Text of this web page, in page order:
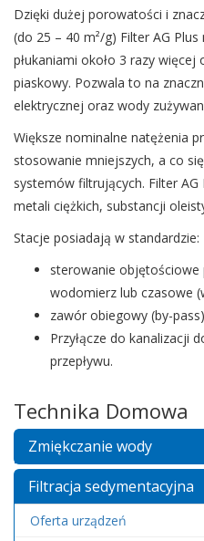
Dzięki dużej porowatości i
(do 25 – 40 m²/g) Filter AG
płukaniami około 3 razy
piaskowy. Pozwala to na
elektrycznej oraz wody
Większe nominalne natężenia
stosowanie mniejszych, a co
systemów filtrujących. Filter
metali ciężkich, substancji
Stacje posiadają w standardzie:
sterowanie objętościowe
wodomierz lub czasowe
zawór obiegowy (by-
Przyłącze do kanalizacji
przepływu.
Technika Domowa
Zmiękczanie wody
Filtracja sedymentacyjna
Oferta urządzeń